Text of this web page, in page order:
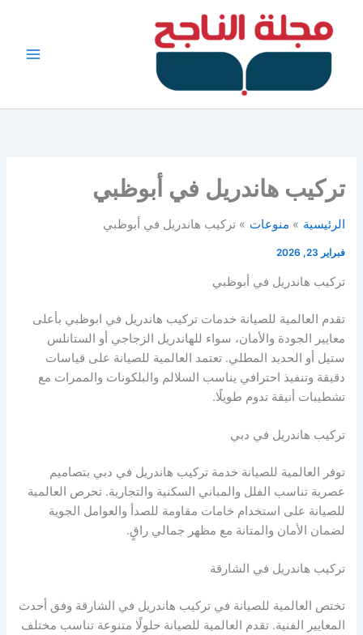
تركيب هاندريل في أبوظبي
الرئيسية منوعات تركيب هاندريل في أبوظبي
فبراير 23, 2026
تركيب هاندريل في أبوظبي
تقدم العالمية للصيانة خدمات تركيب هاندريل في ابوظبي بأعلى
معايير الجودة والأمان، سواء للهاندريل الزجاجي أو الستانلس
ستيل أو الحديد المطلي. تعتمد العالمية للصيانة على قياسات
دقيقة وتنفيذ احترافي يناسب السلالم والبلكونات والممرات مع
تشطيبات أنيقة تدوم طويلًا.
تركيب هاندريل في دبي
توفر العالمية للصيانة خدمة تركيب هاندريل في دبي بتصاميم
عصرية تناسب الفلل والمباني السكنية والتجارية. تحرص العالمية
للصيانة على استخدام خامات مقاومة للصدأ والعوامل الجوية
لضمان الأمان والمتانة مع مظهر جمالي راقٍ.
تركيب هاندريل في الشارقة
تختص العالمية للصيانة في تركيب هاندريل في الشارقة وفق أحدث
المعايير الفنية. تقدم العالمية للصيانة حلولًا متنوعة تناسب مختلف